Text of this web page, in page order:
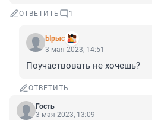
ОТВЕТИТЬ 1
Ырыс
3 мая 2023, 14:51
Поучаствовать не хочешь?
ОТВЕТИТЬ
Гость
3 мая 2023, 13:09